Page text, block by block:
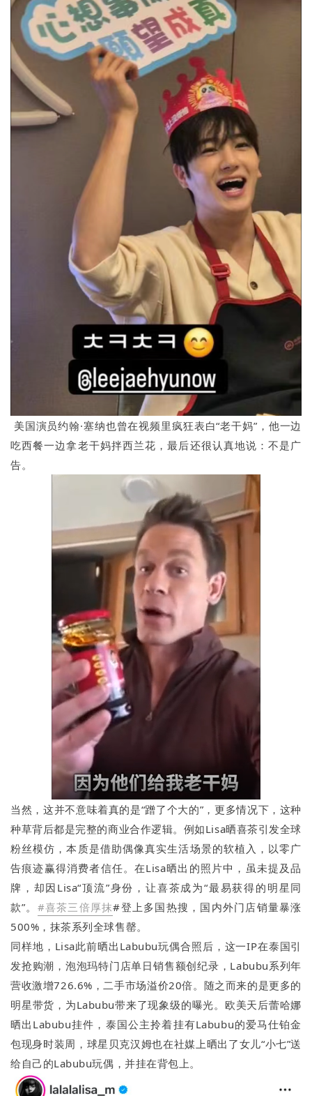
美国演员约翰·塞纳也曾在视频里疯狂表白“老干妈”，他一边
吃西餐一边拿老干妈拌西兰花，最后还很认真地说：不是广
告。
当然，这并不意味着真的是“蹭了个大的”，更多情况下，这种
种草背后都是完整的商业合作逻辑。例如Lisa晒喜茶引发全球
粉丝模仿，本质是借助偶像真实生活场景的软植入，以零广
告痕迹赢得消费者信任。在Lisa晒出的照片中，虽未提及品
牌，却因Lisa“顶流”身份，让喜茶成为“最易获得的明星同
款”。 #喜茶三倍厚抹#登上多国热搜，国内外门店销量暴涨
500%，抹茶系列全球售罄。
同样地，Lisa此前晒出Labubu玩偶合照后，这一IP在泰国引
发抢购潮，泡泡玛特门店单日销售额创纪录，Labubu系列年
营收激增726.6%，二手市场溢价20倍。随之而来的是更多的
明星带货，为Labubu带来了现象级的曝光。欧美天后蕾哈娜
晒出Labubu挂件，泰国公主拎着挂有Labubu的爱马仕铂金
包现身时装周，球星贝克汉姆也在社媒上晒出了女儿“小七”送
给自己的Labubu玩偶，并挂在背包上。